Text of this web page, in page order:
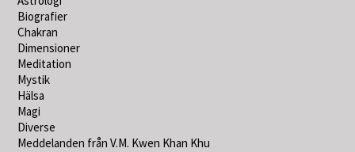
Biografier
Chakran
Dimensioner
Meditation
Mystik
Hälsa
Magi
Diverse
Meddelanden från V.M. Kwen Khan Khu